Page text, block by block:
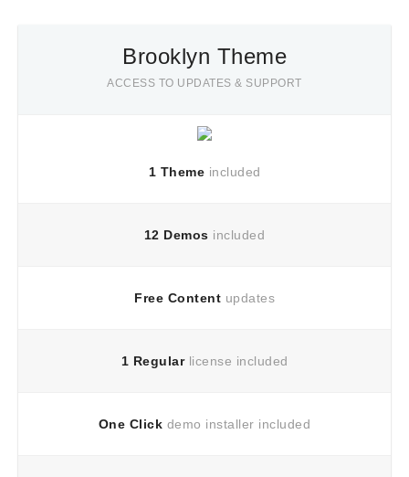
Brooklyn Theme
ACCESS TO UPDATES & SUPPORT
1 Theme included
12 Demos included
Free Content updates
1 Regularlicense included
One Click demo installer included